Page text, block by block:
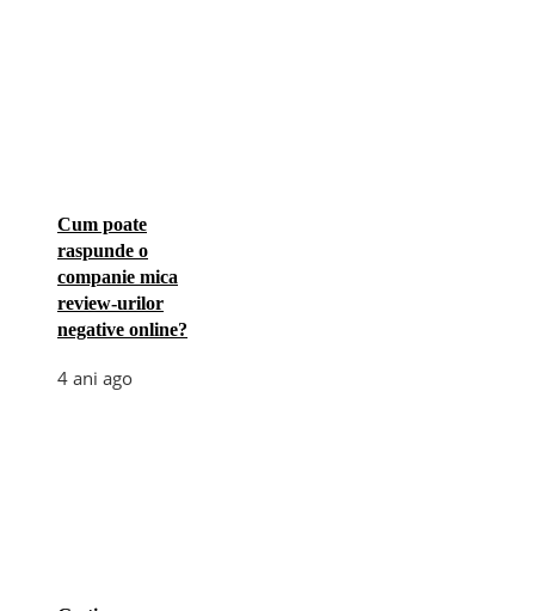
Cum poate
raspunde o
companie mica
review-urilor
negative online?
4 ani ago